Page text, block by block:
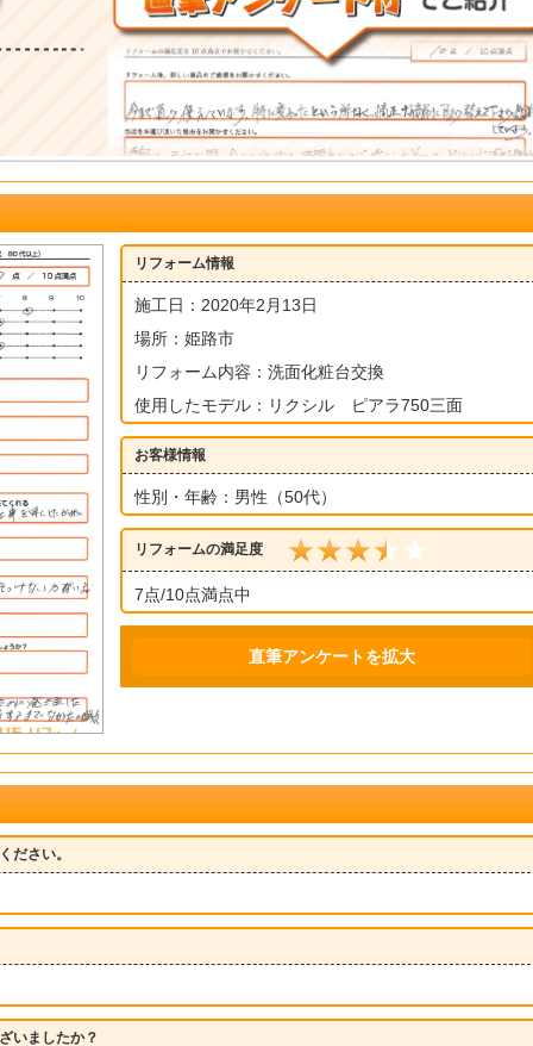
リフォーム情報
施工日：2020年2月13日
場所：姫路市
リフォーム内容：洗面化粧台交換
使用したモデル：リクシル ピアラ750三面
お客様情報
性別・年齢：男性（50代）
リフォームの満足度
7点/10点満点中
直筆アンケートを拡大
ださい。
いましたか？